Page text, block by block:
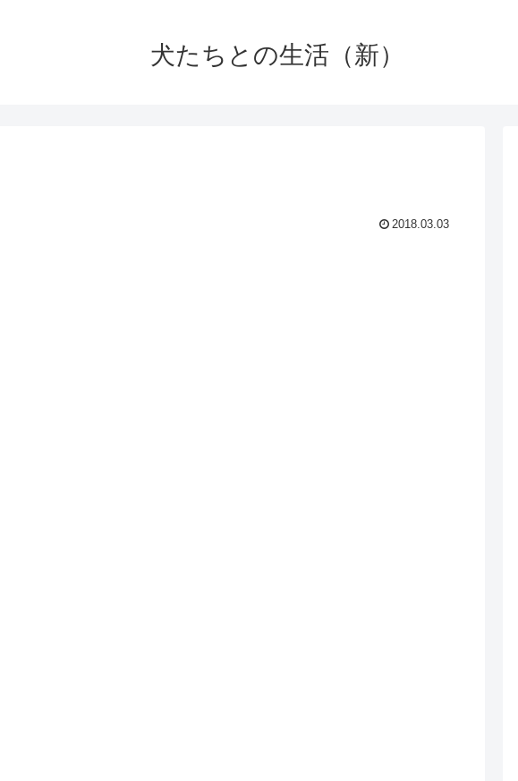
犬たちとの生活（新）
2018.03.03